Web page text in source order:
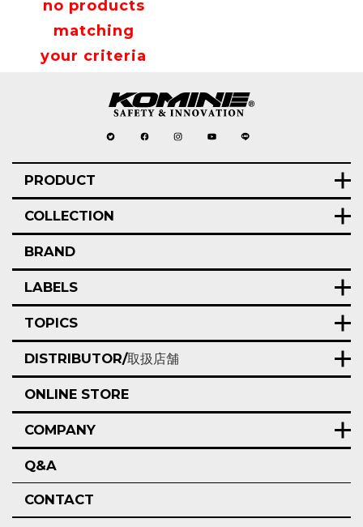
no products
matching
your criteria
PRODUCT
COLLECTION
BRAND
LABELS
TOPICS
DISTRIBUTOR/取扱店舗
ONLINE STORE
COMPANY
Q&A
CONTACT